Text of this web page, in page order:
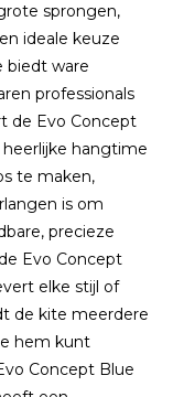
sprongen,
ideale keuze
biedt ware
professionals
de Evo Concept
hangtime
te maken,
is om
precieze
Evo Concept
elke stijl of
de kite meerdere
hem kunt
Concept Blue